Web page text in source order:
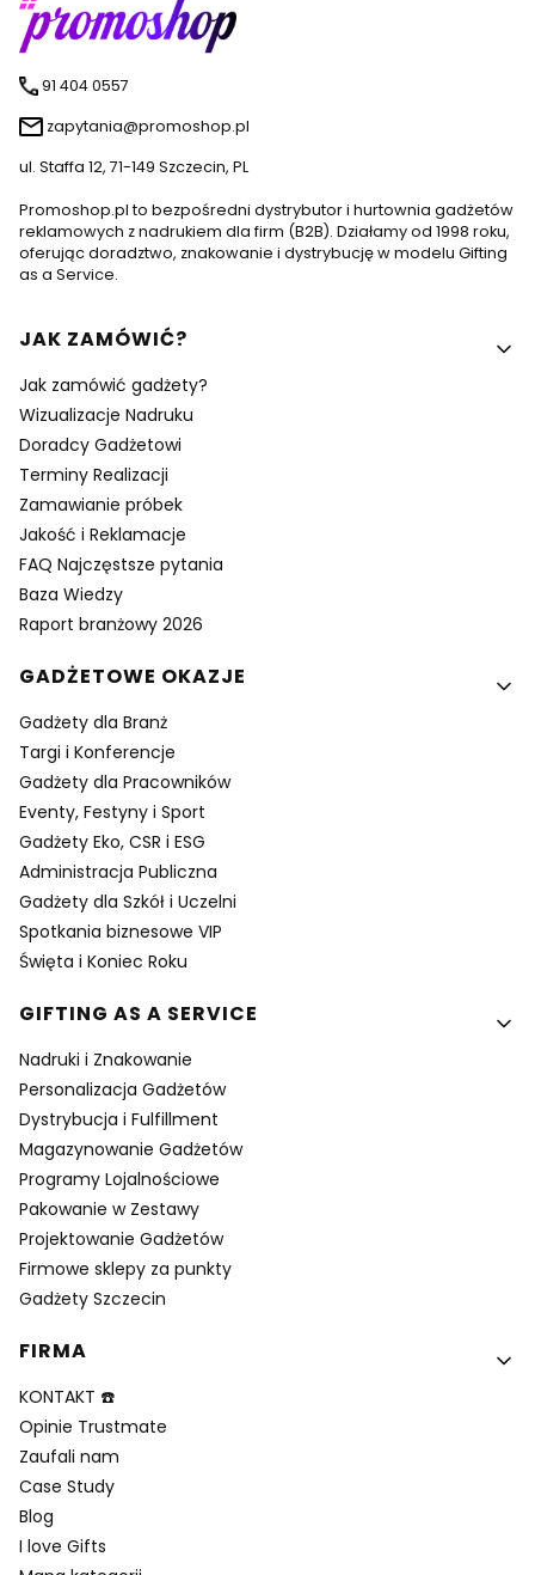
91 404 0557
zapytania@promoshop.pl
ul. Staffa 12, 71-149 Szczecin, PL
Promoshop.pl to bezpośredni dystrybutor i hurtownia gadżetów
reklamowych z nadrukiem dla firm (B2B). Działamy od 1998 roku,
oferując doradztwo, znakowanie i dystrybucję w modelu Gifting
as a Service.
Linki w stopce
JAK ZAMÓWIĆ?
Jak zamówić gadżety?
Wizualizacje Nadruku
Doradcy Gadżetowi
Terminy Realizacji
Zamawianie próbek
Jakość i Reklamacje
FAQ Najczęstsze pytania
Baza Wiedzy
Raport branżowy 2026
GADŻETOWE OKAZJE
Gadżety dla Branż
Targi i Konferencje
Gadżety dla Pracowników
Eventy, Festyny i Sport
Gadżety Eko, CSR i ESG
Administracja Publiczna
Gadżety dla Szkół i Uczelni
Spotkania biznesowe VIP
Święta i Koniec Roku
GIFTING AS A SERVICE
Nadruki i Znakowanie
Personalizacja Gadżetów
Dystrybucja i Fulfillment
Magazynowanie Gadżetów
Programy Lojalnościowe
Pakowanie w Zestawy
Projektowanie Gadżetów
Firmowe sklepy za punkty
Gadżety Szczecin
FIRMA
KONTAKT ☎️
Opinie Trustmate
Zaufali nam
Case Study
Blog
I love Gifts